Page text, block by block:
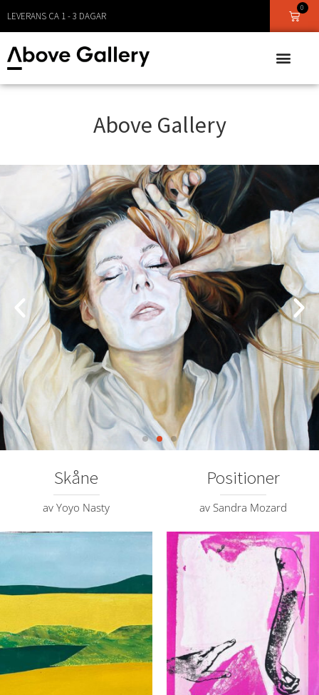
LEVERANS CA 1 - 3 DAGAR
0
Above Gallery
Besök här, hos er
eller i vårt
showroom
Behöver ditt företag eller hotell köpa eller hyra
konst som stärker varumärket? Vi gör
regelbundet besök på plats runt om i landet,
bara fråga så berättar vi mer!
Skåne
av Yoyo Nasty
Positioner
av Sandra Mozard